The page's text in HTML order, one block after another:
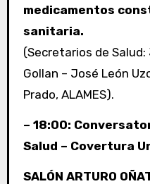
medicamentos
sanitaria.
(Secretarios de Salud:
Gollan – José León
Prado, ALAMES).
– 18:00:
Salud – Covertura
SALÓN ARTURO